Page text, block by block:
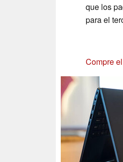
que los
para el
Compre